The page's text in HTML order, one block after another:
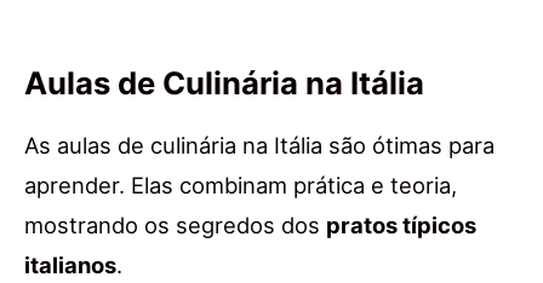
Aulas de Culinária na Itália
As aulas de culinária na Itália são ótimas para
aprender. Elas combinam prática e teoria,
mostrando os segredos dos pratos típicos
italianos.